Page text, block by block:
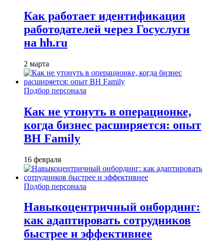
Как работает идентификация
работодателей через Госуслуги
на hh.ru
2 марта
Подбор персонала
Как не утонуть в операционке,
когда бизнес расширяется: опыт
BH Family
16 февраля
Подбор персонала
Навыкоцентричный онбординг:
как адаптировать сотрудников
быстрее и эффективнее